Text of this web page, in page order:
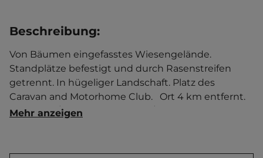
Beschreibung:
Von Bäumen eingefasstes Wiesengelände.
Standplätze befestigt und durch Rasenstreifen
getrennt. In hügeliger Landschaft. Platz des
Caravan and Motorhome Club.   Ort 4 km entfernt.
Touristen-/Dauerstellplätze 64/3.
Mehr anzeigen